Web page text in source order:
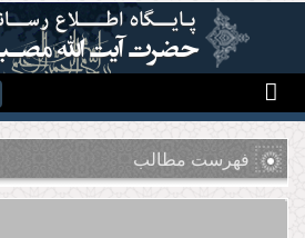
رفتن به محتوای اصلی
فهرست مطالب